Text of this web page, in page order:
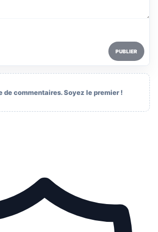
PUBLIER
de commentaires. Soyez le premier !